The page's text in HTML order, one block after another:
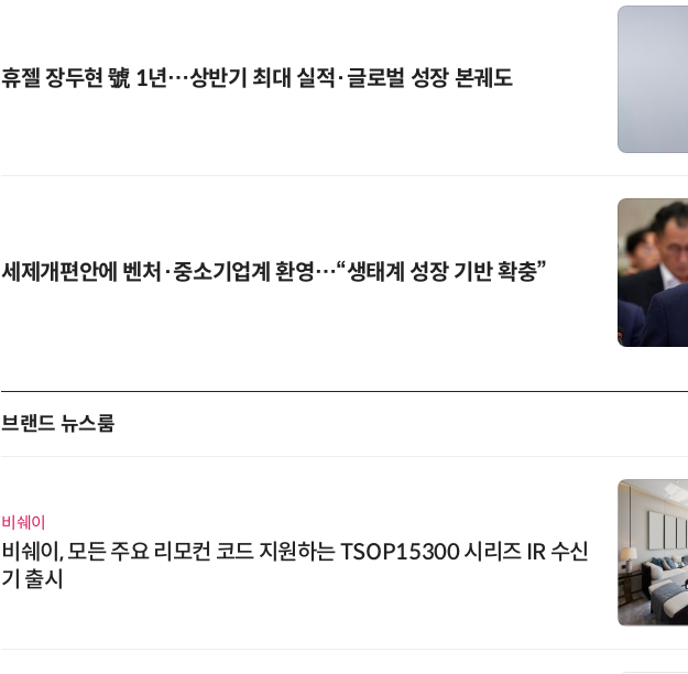
휴젤 장두현 號 1년…상반기 최대 실적·글로벌 성장 본궤도
세제개편안에 벤처·중소기업계 환영…“생태계 성장 기반 확충”
브랜드 뉴스룸
비쉐이
비쉐이, 모든 주요 리모컨 코드 지원하는 TSOP15300 시리즈 IR 수신
기 출시